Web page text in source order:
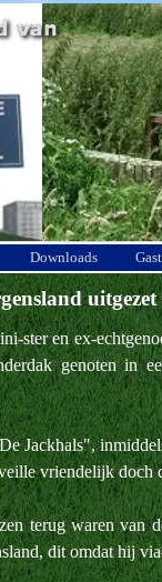
Downloads
uitgezet
ster en ex-
genoten in
Jackhals",
vriendelijk
terug waren van
dit omdat hij